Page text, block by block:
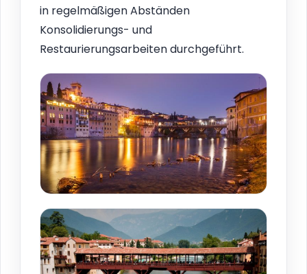
in regelmäßigen Abständen
Konsolidierungs- und
Restaurierungsarbeiten durchgeführt.